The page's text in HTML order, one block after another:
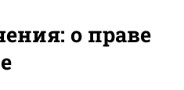
о праве